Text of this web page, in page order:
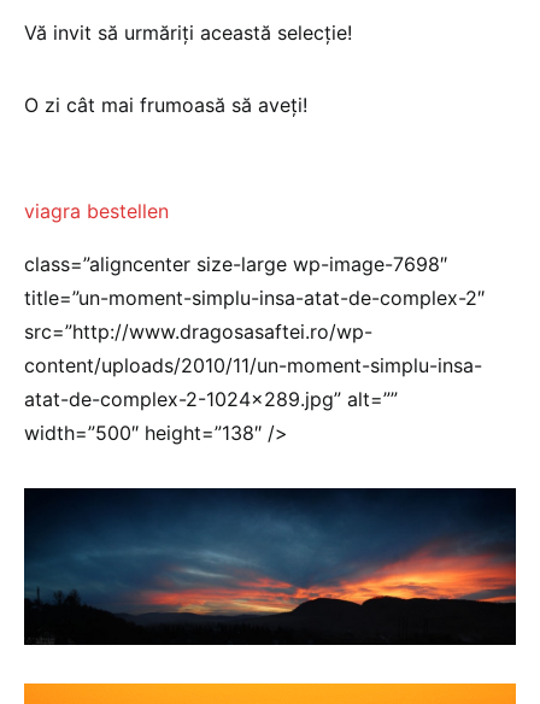
Vă invit să urmăriţi această selecţie!
O zi cât mai frumoasă să aveţi!
viagra bestellen
class=”aligncenter size-large wp-image-7698″
title=”un-moment-simplu-insa-atat-de-complex-2″
src=”http://www.dragosasaftei.ro/wp-
content/uploads/2010/11/un-moment-simplu-insa-
atat-de-complex-2-1024×289.jpg” alt=””
width=”500″ height=”138″ />